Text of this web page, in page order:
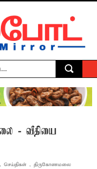
- வீதியை
, செய்திகள் , திருகோணமலை